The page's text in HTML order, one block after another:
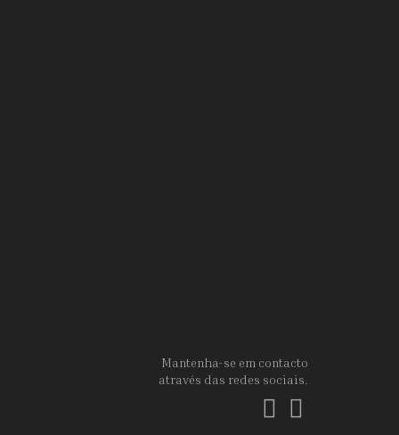
Mantenha-se em contacto
através das redes sociais.
Facebook